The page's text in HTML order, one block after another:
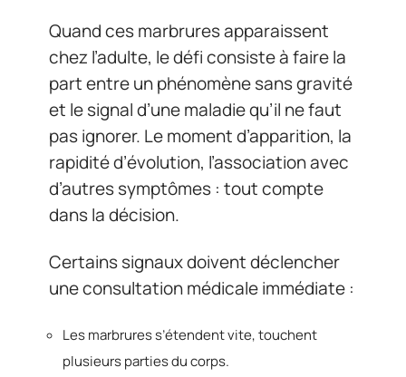
Quand ces marbrures apparaissent
chez l’adulte, le défi consiste à faire la
part entre un phénomène sans gravité
et le signal d’une maladie qu’il ne faut
pas ignorer. Le moment d’apparition, la
rapidité d’évolution, l’association avec
d’autres symptômes : tout compte
dans la décision.
Certains signaux doivent déclencher
une consultation médicale immédiate :
Les marbrures s’étendent vite, touchent
plusieurs parties du corps.